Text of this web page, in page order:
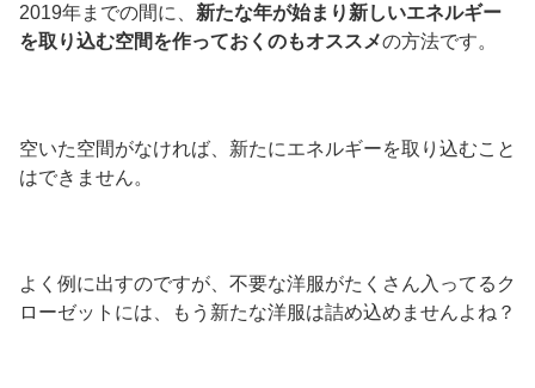
2019年までの間に、 新たな年が始まり新しいエネルギー
を取り込む空間を作っておくのもオススメの方法です。
空いた空間がなければ、新たにエネルギーを取り込むこと
はできません。
よく例に出すのですが、不要な洋服がたくさん入ってるク
ローゼットには、もう新たな洋服は詰め込めませんよね？